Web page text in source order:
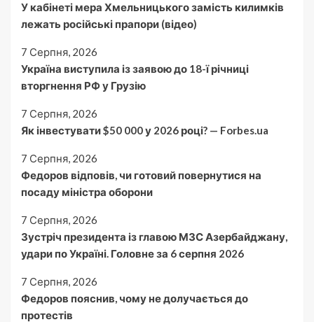
У кабінеті мера Хмельницького замість килимків
лежать російські прапори (відео)
7 Серпня, 2026
Україна виступила із заявою до 18-ї річниці
вторгнення РФ у Грузію
7 Серпня, 2026
Як інвестувати $50 000 у 2026 році? — Forbes.ua
7 Серпня, 2026
Федоров відповів, чи готовий повернутися на
посаду міністра оборони
7 Серпня, 2026
Зустріч президента із главою МЗС Азербайджану,
удари по Україні. Головне за 6 серпня 2026
7 Серпня, 2026
Федоров пояснив, чому не долучається до
протестів